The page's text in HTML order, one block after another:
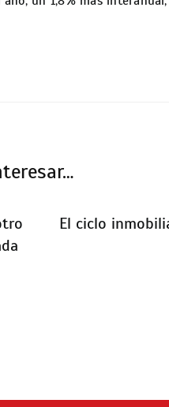
El ciclo